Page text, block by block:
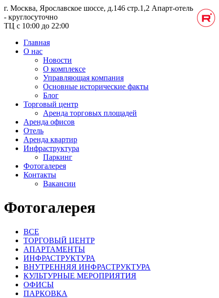
г. Москва, Ярославское шоссе, д.146 стр.1,2 Апарт-отель
- круглосуточно
ТЦ с 10:00 до 22:00
Главная
О нас
Новости
О комплексе
Управляющая компания
Основные исторические факты
Блог
Торговый центр
Аренда торговых площадей
Аренда офисов
Отель
Аренда квартир
Инфраструктура
Паркинг
Фотогалерея
Контакты
Вакансии
Фотогалерея
ВСЕ
ТОРГОВЫЙ ЦЕНТР
АПАРТАМЕНТЫ
ИНФРАСТРУКТУРА
ВНУТРЕННЯЯ ИНФРАСТРУКТУРА
КУЛЬТУРНЫЕ МЕРОПРИЯТИЯ
ОФИСЫ
ПАРКОВКА